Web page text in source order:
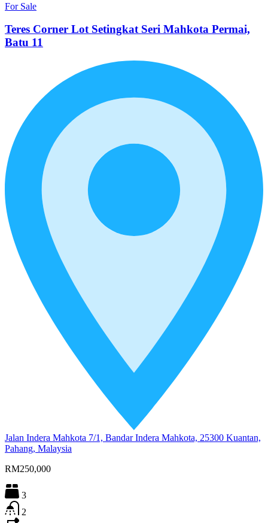
For Sale
Teres Corner Lot Setingkat Seri Mahkota Permai,
Batu 11
Jalan Indera Mahkota 7/1, Bandar Indera Mahkota, 25300 Kuantan,
Pahang, Malaysia
RM250,000
3
2